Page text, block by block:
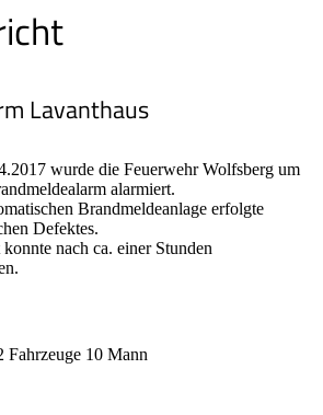
Lavanthaus
wurde die Feuerwehr Wolfsberg um
alarmiert.
Brandmeldeanlage erfolgte
Defektes.
nach ca. einer Stunden
Fahrzeuge 10 Mann